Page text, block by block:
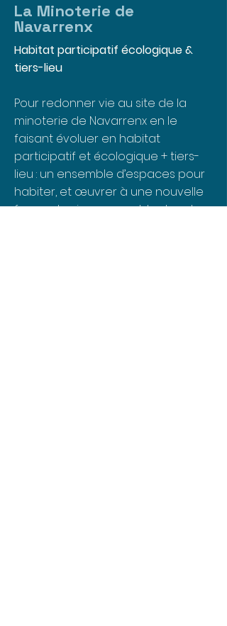
La Minoterie de
Navarrenx
Habitat participatif écologique&
tiers-lieu
​Pour redonner vie au site de la
minoterie de Navarrenx en le
faisant évoluer en habitat
participatif et écologique + tiers-
lieu : un ensemble d’espaces pour
habiter, et œuvrer à une nouvelle
façon de vivre ensemble dans le